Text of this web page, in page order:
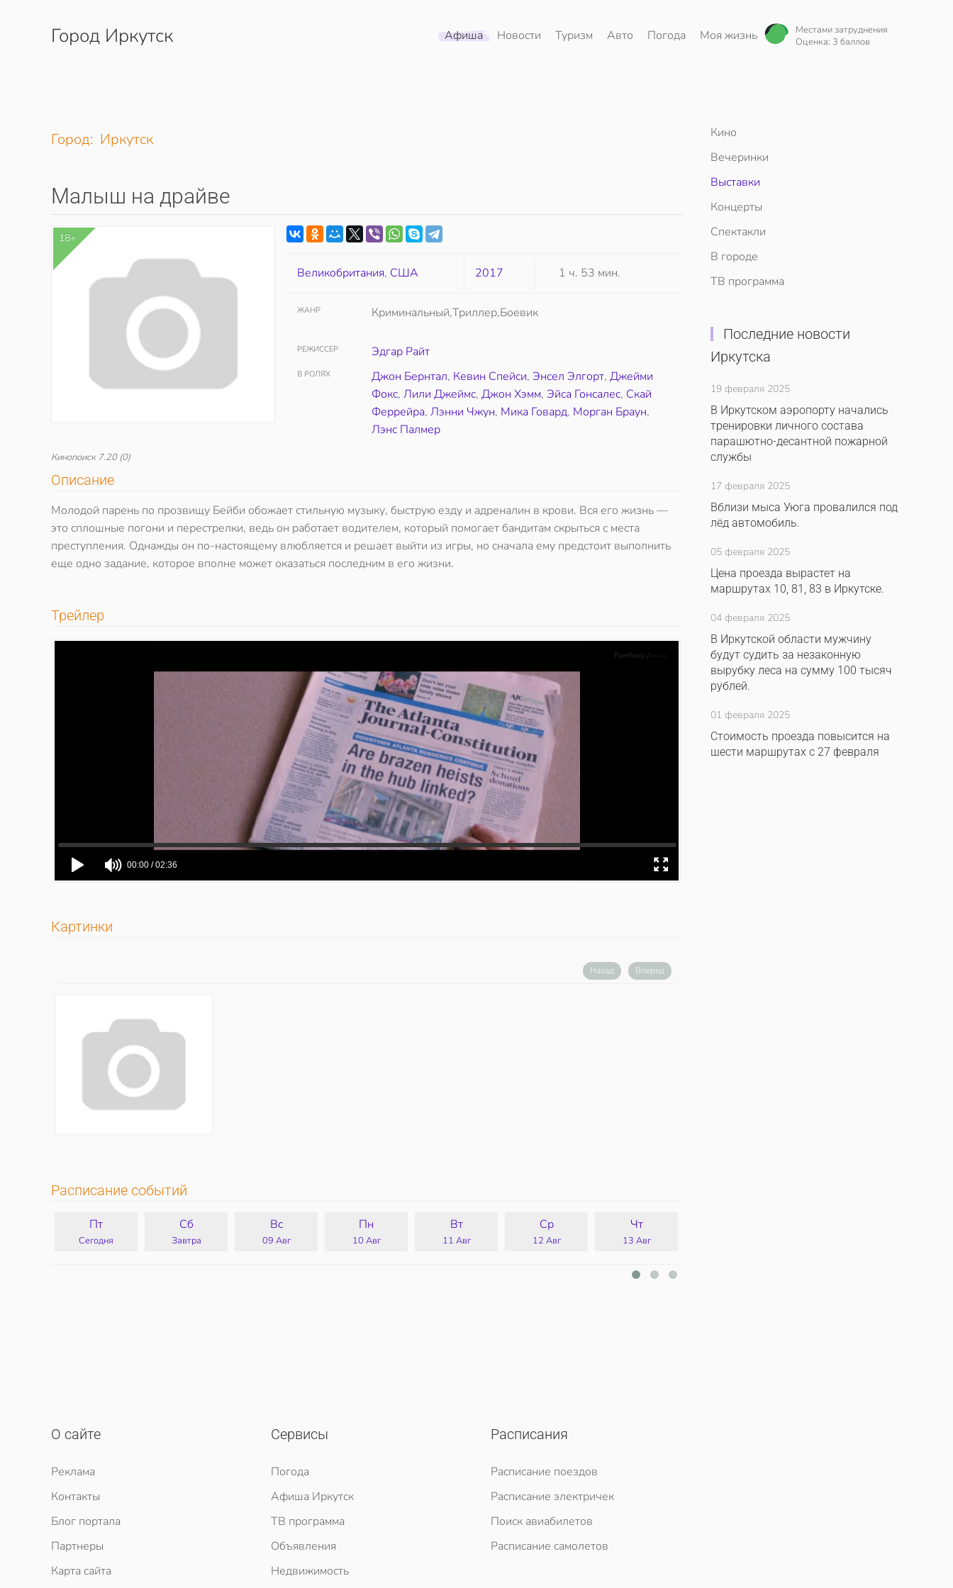
Перейти к содержимому
Город Иркутск Афиша Новости Туризм Авто Погода Моя жизнь
Местами затруднения
Оценка: 3 баллов
Город: Иркутск
Малыш на драйве
18+
Кинопоиск 7.20(0)
Великобритания, США 2017 1 ч. 53 мин.
ЖАНР Криминальный,Триллер,Боевик
РЕЖИССЕР Эдгар Райт
В РОЛЯХ Джон Бернтал, Кевин Спейси,Энсел Элгорт,Джейми
Фокс,Лили Джеймс,Джон Хэмм,Эйса Гонсалес, Скай
Феррейра,Лэнни Чжун, Мика Говард, Морган Браун,
Лэнс Палмер
Описание
Молодой парень по прозвищу Бейби обожает стильную музыку, быструю езду и адреналин в крови. Вся его жизнь —
это сплошные погони и перестрелки, ведь он работает водителем, который помогает бандитам скрыться с места
преступления. Однажды он по-настоящему влюбляется и решает выйти из игры, но сначала ему предстоит выполнить
еще одно задание, которое вполне может оказаться последним в его жизни.
Трейлер
Картинки
Назад Вперед
Расписание событий
Пт
Сегодня
Сб
Завтра
Вс
09 Авг
Пн
10 Авг
Вт
11 Авг
Ср
12 Авг
Чт
13 Авг
Кино
Вечеринки
Выставки
Концерты
Спектакли
В городе
ТВ программа
Последние новости
Иркутска
19 февраля 2025
В Иркутском аэропорту начались
тренировки личного состава
парашютно-десантной пожарной
службы
17 февраля 2025
Вблизи мыса Уюга провалился под
лёд автомобиль.
05 февраля 2025
Цена проезда вырастет на
маршрутах 10, 81, 83 в Иркутске.
04 февраля 2025
В Иркутской области мужчину
будут судить за незаконную
вырубку леса на сумму 100 тысяч
рублей.
01 февраля 2025
Стоимость проезда повысится на
шести маршрутах с 27 февраля
О сайте
Реклама
Контакты
Блог портала
Партнеры
Карта сайта
Сервисы
Погода
Афиша Иркутск
ТВ программа
Объявления
Недвижимость
Расписания
Расписание поездов
Расписание электричек
Поиск авиабилетов
Расписание самолетов